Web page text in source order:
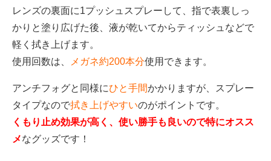
レンズの裏面に1プッシュスプレーして、指で表裏しっ
かりと塗り広げた後、液が乾いてからティッシュなどで
軽く拭き上げます。
使用回数は、
メガネ約200本分使用できます。
アンチフォグと同様にひと手間かかりますが、スプレー
タイプなので拭き上げやすいのがポイントです。
くもり止め効果が高く、使い勝手も良いので特にオスス
メなグッズです！